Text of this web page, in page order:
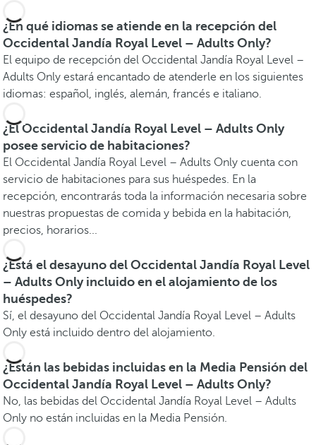
¿En qué idiomas se atiende en la recepción del
Occidental Jandía Royal Level – Adults Only?
El equipo de recepción del Occidental Jandía Royal Level –
Adults Only estará encantado de atenderle en los siguientes
idiomas: español, inglés, alemán, francés e italiano.
¿El Occidental Jandía Royal Level – Adults Only
posee servicio de habitaciones?
El Occidental Jandía Royal Level – Adults Only cuenta con
servicio de habitaciones para sus huéspedes. En la
recepción, encontrarás toda la información necesaria sobre
nuestras propuestas de comida y bebida en la habitación,
precios, horarios...
¿Está el desayuno del Occidental Jandía Royal Level
– Adults Only incluido en el alojamiento de los
huéspedes?
Sí, el desayuno del Occidental Jandía Royal Level – Adults
Only está incluido dentro del alojamiento.
¿Están las bebidas incluidas en la Media Pensión del
Occidental Jandía Royal Level – Adults Only?
No, las bebidas del Occidental Jandía Royal Level – Adults
Only no están incluidas en la Media Pensión.